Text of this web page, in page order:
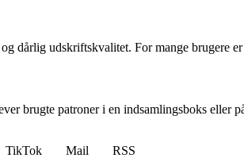
udskriftskvalitet. For mange brugere
brugte patroner i en indsamlingsboks eller
TikTok Mail
RSS